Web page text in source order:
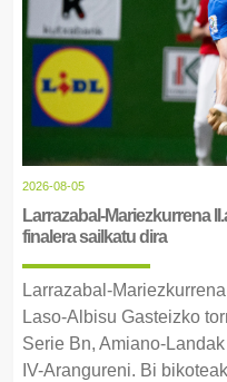
2026-08-05
Larrazabal-Mariezkurrena
finalera sailkatu dira
Larrazabal-
Laso-Albisu Gasteizko
Serie Bn, Amiano-
IV-Arangureni. Bi